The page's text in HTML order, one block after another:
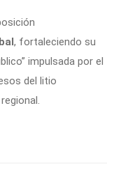
, fortaleciendo su
impulsada por el
del litio